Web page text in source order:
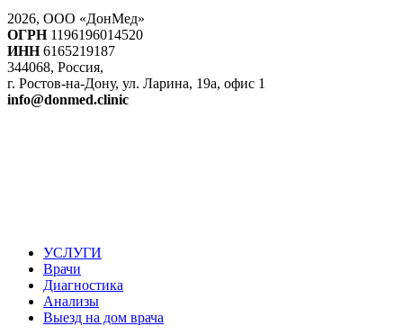
2026, ООО «ДонМед»
ОГРН1196196014520
ИНН6165219187
344068, Россия,
г. Ростов-на-Дону, ул. Ларина, 19а, офис 1
info@donmed.clinic
УСЛУГИ
Врачи
Диагностика
Анализы
Выезд на дом врача